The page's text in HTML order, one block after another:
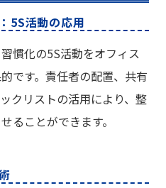
5S活動の応用
慣化の5S活動をオフィス
です。責任者の配置、共有
クリストの活用により、整
ることができます。